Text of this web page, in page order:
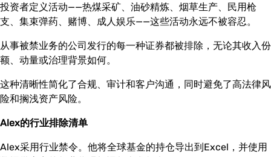
投资者定义活动——热煤采矿、油砂精炼、烟草生产、民用枪
支、集束弹药、赌博、成人娱乐——这些活动永远不被容忍。
从事被禁业务的公司发行的每一种证券都被排除，无论其收入份
额、动量或治理背景如何。
这种清晰性简化了合规、审计和客户沟通，同时避免了高法律风
险和搁浅资产风险。
Alex的行业排除清单
Alex采用行业禁令。他将全球基金的持仓导出到Excel，并使用